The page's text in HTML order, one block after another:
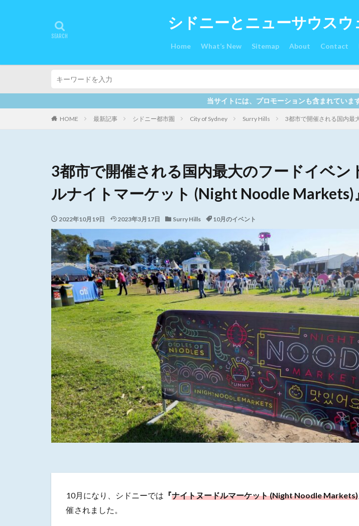
シドニーとニューサウス
Home What’s New Sitemap About Contact
当サイトには、プロモーションも含まれています。最新の記事更新情報は Down
HOME 最新記事 シドニー都市圏 City of Sydney Surry Hills 3都市で開催される国内最
3都市で開催される国内最大のフードイベン
ルナイトマーケット (Night Noodle Markets)
2022年10月19日 2023年3月17日 Surry Hills 10月のイベント
10月になり、シドニーでは 『ナイトヌードルマーケット (Night Noodle Markets)
催されました。